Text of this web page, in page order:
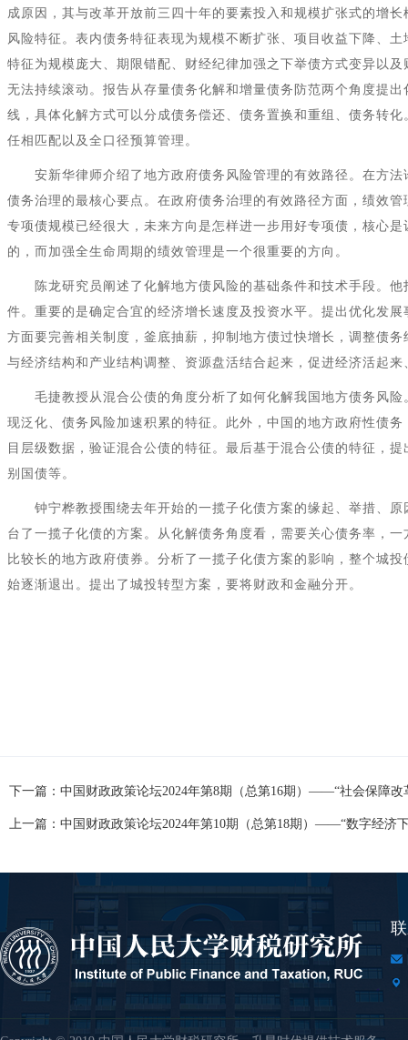
成原因，其与改革开放前三四十年的要素投入和规模扩张式的增
风险特征。表内债务特征表现为规模不断扩张、项目收益下降、
特征为规模庞大、期限错配、财经纪律加强之下举债方式变异以
无法持续滚动。报告从存量债务化解和增量债务防范两个角度提
线，具体化解方式可以分成债务偿还、债务置换和重组、债务转
任相匹配以及全口径预算管理。
安新华律师介绍了地方政府债务风险管理的有效路径。在方
债务治理的最核心要点。在政府债务治理的有效路径方面，绩效
专项债规模已经很大，未来方向是怎样进一步用好专项债，核心
的，而加强全生命周期的绩效管理是一个很重要的方向。
陈龙研究员阐述了化解地方债风险的基础条件和技术手段。
件。重要的是确定合宜的经济增长速度及投资水平。提出优化发
方面要完善相关制度，釜底抽薪，抑制地方债过快增长，调整债
与经济结构和产业结构调整、资源盘活结合起来，促进经济活起
毛捷教授从混合公债的角度分析了如何化解我国地方债务风
现泛化、债务风险加速积累的特征。此外，中国的地方政府性债
目层级数据，验证混合公债的特征。最后基于混合公债的特征，
别国债等。
钟宁桦教授围绕去年开始的一揽子化债方案的缘起、举措、
台了一揽子化债的方案。从化解债务角度看，需要关心债务率，
比较长的地方政府债券。分析了一揽子化债方案的影响，整个城
始逐渐退出。提出了城投转型方案，要将财政和金融分开。
下一篇：中国财政政策论坛2024年第8期（总第16期）——“社会保障改
上一篇：中国财政政策论坛2024年第10期（总第18期）——“数字经济